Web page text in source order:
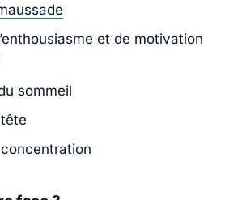
et de motivation
sommeil